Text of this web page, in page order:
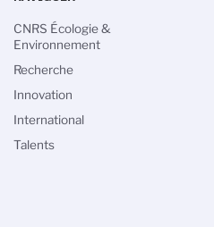
CNRS Écologie &
Environnement
Recherche
Innovation
International
Talents